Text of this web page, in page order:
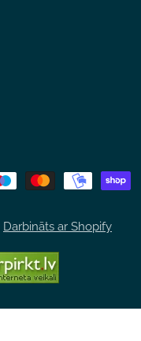
Darbināts ar Shopify